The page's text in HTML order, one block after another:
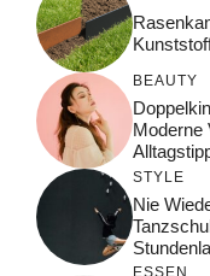
BEAUTY
Moderne
STYLE
Nie
ESSEN